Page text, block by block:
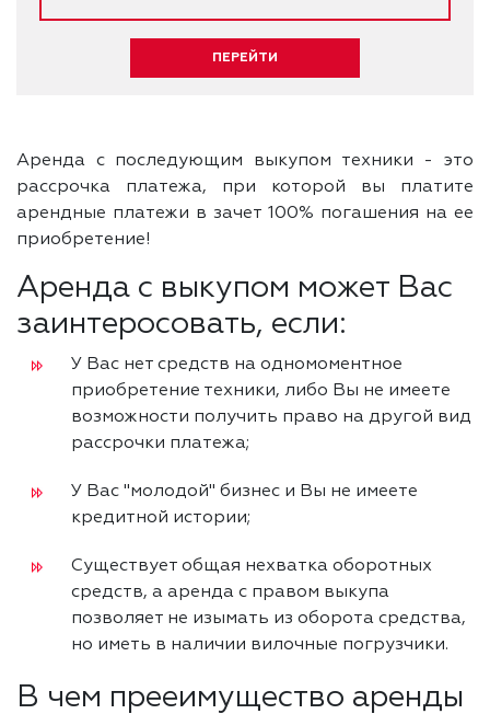
ПЕРЕЙТИ
Aренда с последующим выкупом техники - это
рассрочка платежа, при которой вы платите
арендные платежи в зачет 100% погашения на ее
приобретение!
Аренда с выкупом может Вас
заинтеросовать, если:
У Вас нет средств на одномоментное
приобретение техники, либо Вы не имеете
возможности получить право на другой вид
рассрочки платежа;
У Вас "молодой" бизнес и Вы не имеете
кредитной истории;
Cуществует общая нехватка оборотных
средств, а аренда с правом выкупа
позволяет не изымать из оборота средства,
но иметь в наличии вилочные погрузчики.
В чем прееимущество аренды